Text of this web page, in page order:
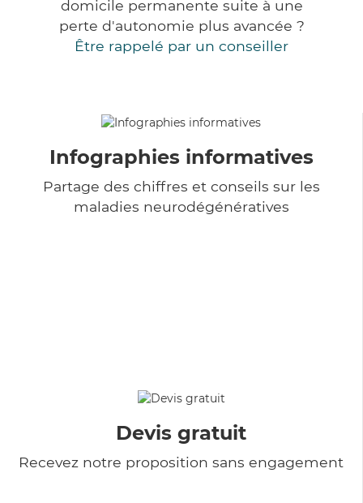
domicile permanente suite à une
perte d'autonomie plus avancée ?
Être rappelé par un conseiller
Infographies informatives
Partage des chiffres et conseils sur les
maladies neurodégénératives
Devis gratuit
Recevez notre proposition sans engagement